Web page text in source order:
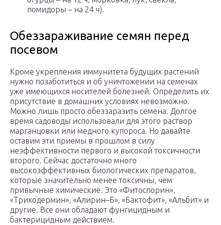
помидоры – на 24 ч).
Обеззараживание семян перед
посевом
Кроме укрепления иммунитета будущих растений
нужно позаботиться и об уничтожении на семенах
уже имеющихся носителей болезней. Определить их
присутствие в домашних условиях невозможно.
Можно лишь просто обеззаразить семена. Долгое
время садоводы использовали для этого раствор
марганцовки или медного купороса. Но давайте
оставим эти приемы в прошлом в силу
неэффективности первого и высокой токсичности
второго. Сейчас достаточно много
высокоэффективных биологических препаратов,
которые значительно менее токсичны, чем
привычные химические. Это «Фитоспорин»,
«Триходермин», «Алирин–Б», «Бактофит», «Альбит» и
другие. Все они обладают фунгицидным и
бактерицидным действием.